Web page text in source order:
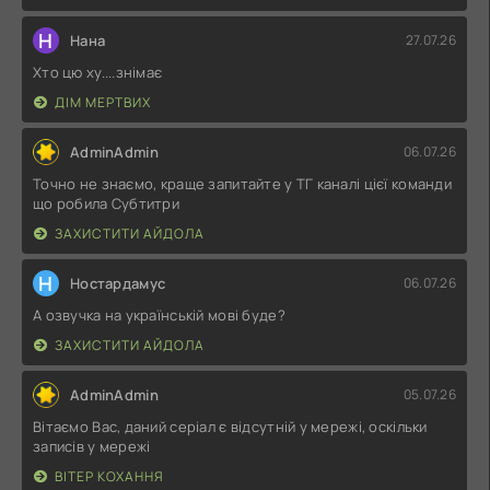
Н Нана 27.07.26
Хто цю ху....знімає
ДІМ МЕРТВИХ
AdminAdmin 06.07.26
Точно не знаємо, краще запитайте у ТГ каналі цієї команди
що робила Субтитри
ЗАХИСТИТИ АЙДОЛА
Н Ностардамус 06.07.26
А озвучка на українській мові буде?
ЗАХИСТИТИ АЙДОЛА
AdminAdmin 05.07.26
Вітаємо Вас, даний серіал є відсутній у мережі, оскільки
записів у мережі
ВІТЕР КОХАННЯ